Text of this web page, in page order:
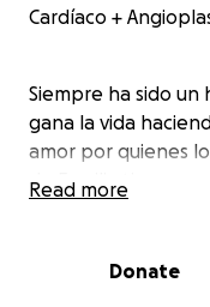
Cardíaco +
Siempre ha sido
gana la vida
amor por quienes
de Familia tiene
lamentablemente
Read more
Donate